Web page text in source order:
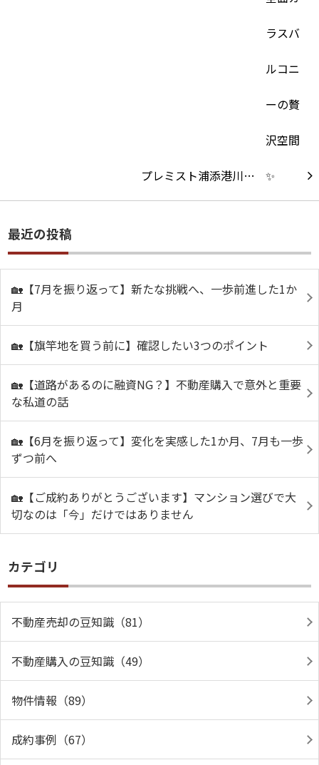
プレミスト浦添港川…
最近の投稿
🏡【7月を振り返って】新たな挑戦へ、一歩前進した1か
月
🏡【旗竿地を買う前に】確認したい3つのポイント
🏡【道路があるのに融資NG？】不動産購入で意外と重要
な私道の話
🏡【6月を振り返って】変化を実感した1か月、7月も一歩
ずつ前へ
🏡【ご成約ありがとうございます】マンション選びで大
切なのは「今」だけではありません
カテゴリ
不動産売却の豆知識（81）
不動産購入の豆知識（49）
物件情報（89）
成約事例（67）